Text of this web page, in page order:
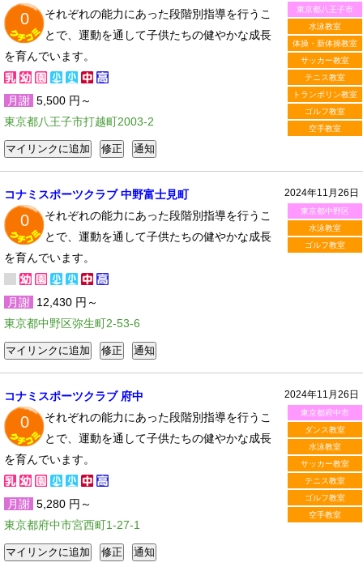
東京都八王子市
水泳教室
体操・新体操教室
サッカー教室
テニス教室
トランポリン教室
ゴルフ教室
空手教室
0
それぞれの能力にあった段階別指導を行うこ
とで、運動を通して子供たちの健やかな成長
を育んでいます。
月謝 5,500 円～
東京都八王子市打越町2003-2
2024年11月26日
東京都中野区
水泳教室
ゴルフ教室
コナミスポーツクラブ 中野富士見町
0
それぞれの能力にあった段階別指導を行うこ
とで、運動を通して子供たちの健やかな成長
を育んでいます。
月謝 12,430 円～
東京都中野区弥生町2-53-6
2024年11月26日
東京都府中市
ダンス教室
水泳教室
サッカー教室
テニス教室
ゴルフ教室
空手教室
コナミスポーツクラブ 府中
0
それぞれの能力にあった段階別指導を行うこ
とで、運動を通して子供たちの健やかな成長
を育んでいます。
月謝 5,280 円～
東京都府中市宮西町1-27-1